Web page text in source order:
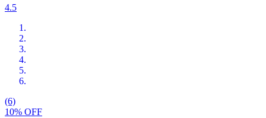
4.5
(6)
10% OFF